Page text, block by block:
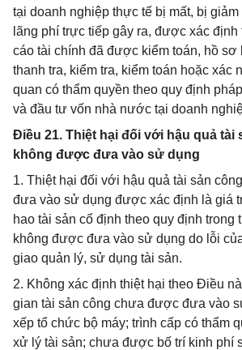
tại doanh nghiệp thực tế bị mất, bị
lãng phí trực tiếp gây ra, được xác
cáo tài chính đã được kiểm toán, hồ sơ
thanh tra, kiểm tra, kiểm toán hoặc xác
quan có thẩm quyền theo quy định
và đầu tư vốn nhà nước tại doanh
Điều 21. Thiệt hại đối với hậu quả tài
không được đưa vào sử dụng
1. Thiệt hại đối với hậu quả tài sản
đưa vào sử dụng được xác định là giá
hao tài sản cố định theo quy định trong
không được đưa vào sử dụng do lỗi
giao quản lý, sử dụng tài sản.
2. Không xác định thiệt hại theo Điều
gian tài sản công chưa được đưa vào
xếp tổ chức bộ máy; trình cấp có thẩm
xử lý tài sản; chưa được bố trí kinh phí